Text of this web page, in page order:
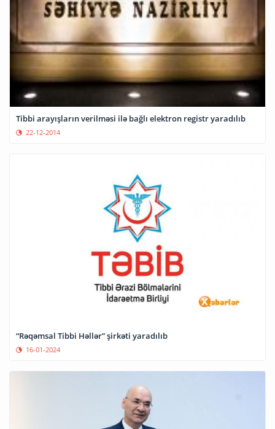
Tibbi arayışların verilməsi ilə bağlı elektron registr yaradılıb
22-12-2014
“Rəqəmsal Tibbi Həllər” şirkəti yaradılıb
16-01-2024